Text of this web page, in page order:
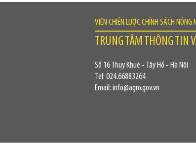
VIỆN CHIẾN LƯỢC CHÍNH SÁCH NÔNG
TRUNG TÂM THÔNG TIN
Số 16 Thụy Khuê - Tây Hồ - Hà Nội
Tel: 024.66883264
Email: info@agro.gov.vn